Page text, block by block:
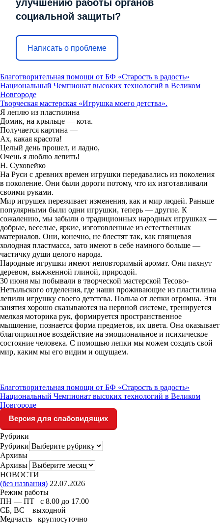
улучшению работы органов
социальной защиты?
Написать о проблеме
Благотворительная помощи от БФ «Старость в радость»
Национальный Чемпионат высоких технологий в Великом
Новгороде
Творческая мастерская «Игрушка моего детства».
Я леплю из пластилина
Домик, на крыльце — кота.
Получается картина —
Ах, какая красота!
Целый день прошел, и ладно,
Очень я люблю лепить!
Н. Суховейко
На Руси с древних времен игрушки передавались из поколения
в поколение. Они были дороги потому, что их изготавливали
своими руками.
Мир игрушек переживает изменения, как и мир людей. Раньше
популярными были одни игрушки, теперь — другие. К
сожалению, мы забыли о традиционных народных игрушках —
добрые, веселые, яркие, изготовленные из естественных
материалов. Они, конечно, не блестят так, как глянцевая
холодная пластмасса, зато имеют в себе намного больше —
частичку души целого народа.
Народные игрушки имеют неповторимый аромат. Они пахнут
деревом, выжженной глиной, природой.
30 июня мы побывали в творческой мастерской Тесово-
Нетыльского отделения, где наши проживающие из пластилина
лепили игрушку своего детстсва. Польза от лепки огромна. Эти
занятия хорошо сказываются на нервной системе, тренируется
мелкая моторика рук, формируется пространственное
мышление, познается форма предметов, их цвета. Она оказывает
благоприятное воздействие на эмоциональное и психическое
состояние человека. С помощью лепки мы можем создать свой
мир, каким мы его видим и ощущаем.
Благотворительная помощи от БФ «Старость в радость»
Национальный Чемпионат высоких технологий в Великом
Новгороде
Версия для слабовидящих
Рубрики
Рубрики
Архивы
Архивы
НОВОСТИ
(без названия) 22.07.2026
Режим работы
ПН — ПТ с 8.00 до 17.00
СБ, ВС выходной
Медчасть круглосуточно